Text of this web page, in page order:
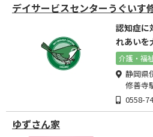
デイサービスセンターうぐいす
認知症に
れあいを
介護・福
静岡県
修善寺
0558-
ゆずさん家